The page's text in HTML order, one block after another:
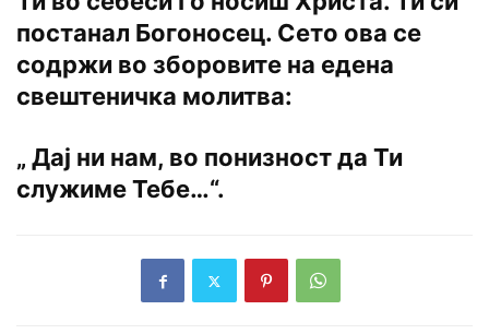
постанал Богоносец. Сето ова се
содржи во зборовите на едена
свештеничка молитва:
„ Дај ни нам, во понизност да Ти
служиме Тебе…“.